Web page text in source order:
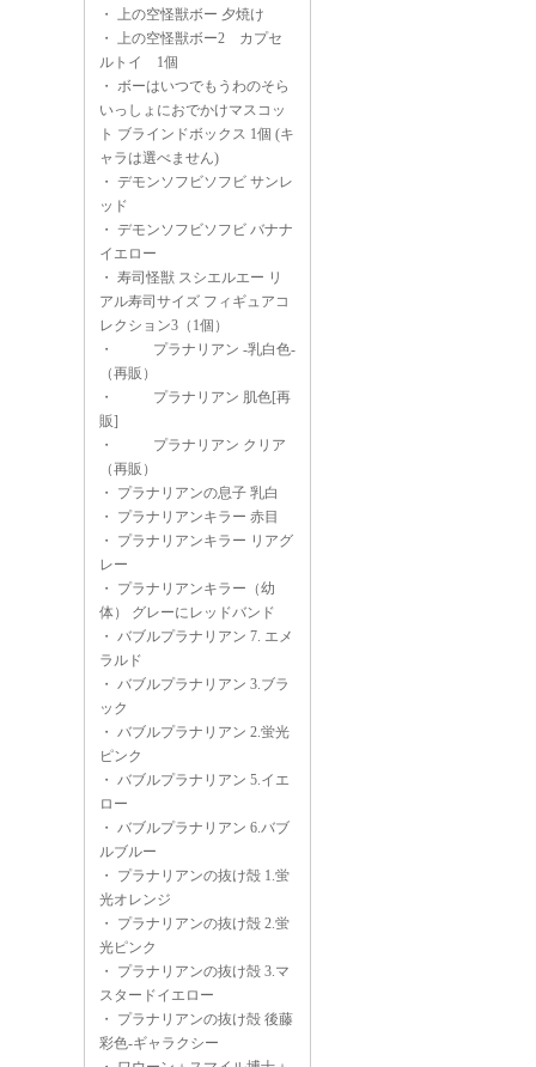
・ 上の空怪獣ボー 夕焼け
・ 上の空怪獣ボー2 カプセ
ルトイ 1個
・ ボーはいつでもうわのそら
いっしょにおでかけマスコッ
ト ブラインドボックス 1個 (キ
ャラは選べません)
・ デモンソフビソフビ サンレ
ッド
・ デモンソフビソフビ バナナ
イエロー
・ 寿司怪獣 スシエルエー リ
アル寿司サイズ フィギュアコ
レクション3（1個）
・
プラナリアン -乳白色-
（再販）
・
プラナリアン 肌色[再
販]
・
プラナリアン クリア
（再販）
・ プラナリアンの息子 乳白
・ プラナリアンキラー 赤目
・ プラナリアンキラー リアグ
レー
・ プラナリアンキラー（幼
体） グレーにレッドバンド
・ バブルプラナリアン 7. エメ
ラルド
・ バブルプラナリアン 3.ブラ
ック
・ バブルプラナリアン 2.蛍光
ピンク
・ バブルプラナリアン 5.イエ
ロー
・ バブルプラナリアン 6.バブ
ルブルー
・ プラナリアンの抜け殻 1.蛍
光オレンジ
・ プラナリアンの抜け殻 2.蛍
光ピンク
・ プラナリアンの抜け殻 3.マ
スタードイエロー
・ プラナリアンの抜け殻 後藤
彩色-ギャラクシー